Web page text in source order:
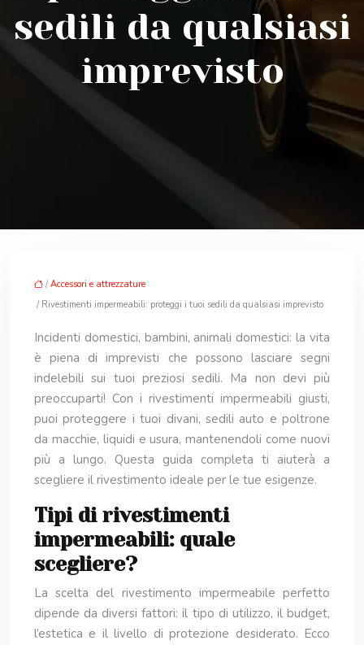
sedili da qualsiasi
imprevisto
/ Accessori e attrezzature
/ Rivestimenti impermeabili: proteggi i tuoi sedili da qualsiasi imprevisto
Incidenti domestici, bambini, animali domestici: la vita
è piena di imprevisti che possono lasciare segni
indelebili sui tuoi preziosi sedili. Ma non devi più
preoccuparti! Con i rivestimenti impermeabili giusti,
puoi proteggere i tuoi divani, sedili auto e poltrone
da macchie, liquidi e usura, mantenendoli come nuovi
più a lungo. Questa guida completa ti aiuterà a
scegliere il rivestimento ideale per le tue esigenze.
Tipi di rivestimenti
impermeabili: quale
scegliere?
La scelta del rivestimento impermeabile perfetto
dipende da diversi fattori: il tipo di utilizzo, il budget,
l’estetica e il livello di protezione desiderato. Ecco